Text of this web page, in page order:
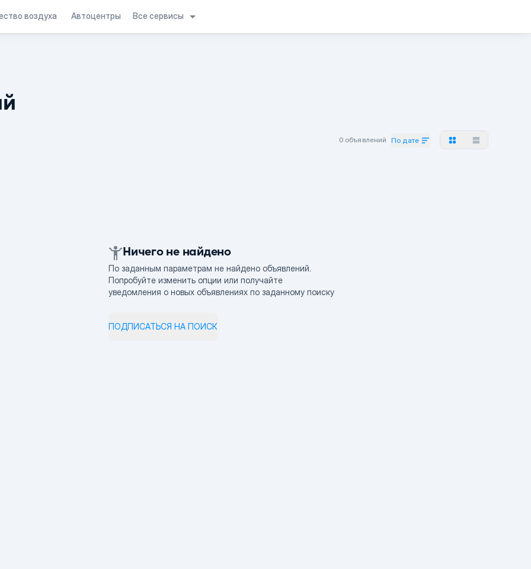
воздуха Автоцентры Все сервисы
0 объявлений По дате
Ничего не найдено
По заданным параметрам не найдено объявлений.
Попробуйте изменить опции или получайте
уведомления о новых объявлениях по заданному поиску
ПОДПИСАТЬСЯ НА ПОИСК